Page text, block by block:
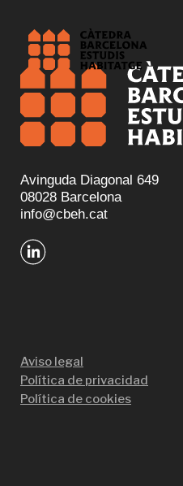
Avinguda Diagonal 649
08028 Barcelona
info@cbeh.cat
Aviso legal
Política de privacidad
Política de cookies